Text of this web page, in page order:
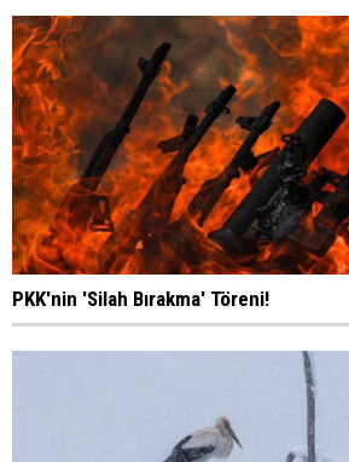
PKK'nin 'Silah Bırakma' Töreni!